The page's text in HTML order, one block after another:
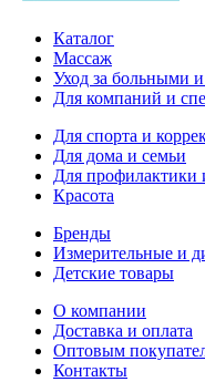
Каталог
Массаж
Уход за больными
Для компаний и
Для спорта и
Для дома и семьи
Для профилактики
Красота
Бренды
Измерительные и
Детские товары
О компании
Доставка и оплата
Оптовым
Контакты